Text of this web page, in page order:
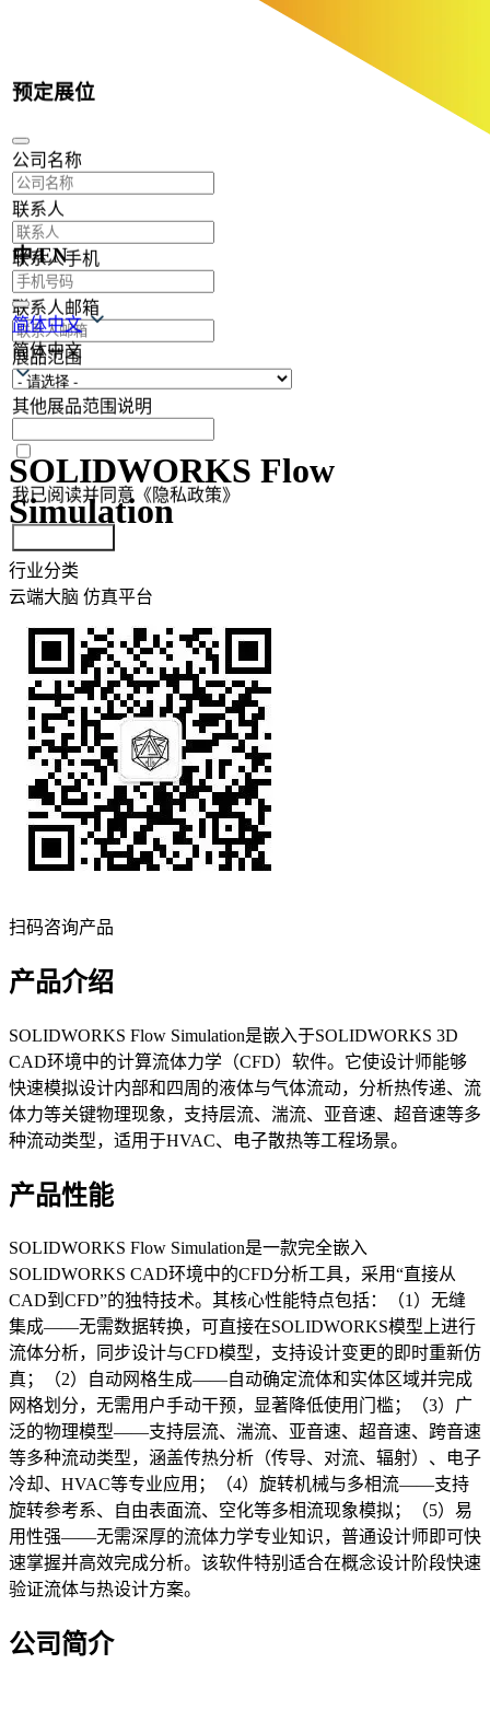
SOLIDWORKS Flow
Simulation
行业分类
云端大脑 仿真平台
扫码咨询产品
产品介绍
SOLIDWORKS Flow Simulation是嵌入于SOLIDWORKS 3D
CAD环境中的计算流体力学（CFD）软件。它使设计师能够
快速模拟设计内部和四周的液体与气体流动，分析热传递、流
体力等关键物理现象，支持层流、湍流、亚音速、超音速等多
种流动类型，适用于HVAC、电子散热等工程场景。
产品性能
SOLIDWORKS Flow Simulation是一款完全嵌入
SOLIDWORKS CAD环境中的CFD分析工具，采用“直接从
CAD到CFD”的独特技术。其核心性能特点包括：（1）无缝
集成——无需数据转换，可直接在SOLIDWORKS模型上进行
流体分析，同步设计与CFD模型，支持设计变更的即时重新仿
真；（2）自动网格生成——自动确定流体和实体区域并完成
网格划分，无需用户手动干预，显著降低使用门槛；（3）广
泛的物理模型——支持层流、湍流、亚音速、超音速、跨音速
等多种流动类型，涵盖传热分析（传导、对流、辐射）、电子
冷却、HVAC等专业应用；（4）旋转机械与多相流——支持
旋转参考系、自由表面流、空化等多相流现象模拟；（5）易
用性强——无需深厚的流体力学专业知识，普通设计师即可快
速掌握并高效完成分析。该软件特别适合在概念设计阶段快速
验证流体与热设计方案。
公司简介
预定展位
公司名称
联系人
联系人手机
联系人邮箱
展品范围
其他展品范围说明
我已阅读并同意《隐私政策》
中/EN
简体中文
简体中文